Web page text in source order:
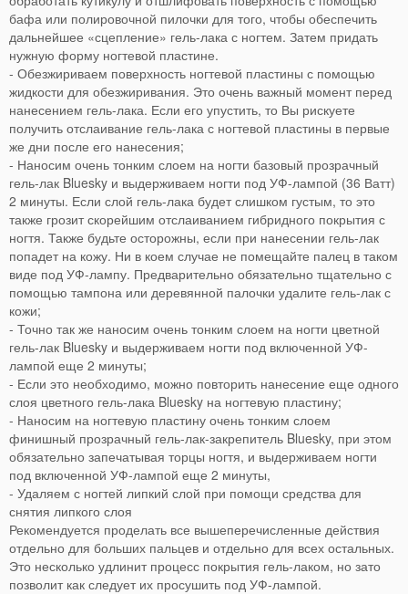
бафа или полировочной пилочки для того, чтобы обеспечить
дальнейшее «сцепление» гель-лака с ногтем. Затем придать
нужную форму ногтевой пластине.
- Обезжириваем поверхность ногтевой пластины с помощью
жидкости для обезжиривания. Это очень важный момент перед
нанесением гель-лака. Если его упустить, то Вы рискуете
получить отслаивание гель-лака с ногтевой пластины в первые
же дни после его нанесения;
- Наносим очень тонким слоем на ногти базовый прозрачный
гель-лак Bluesky и выдерживаем ногти под УФ-лампой (36 Ватт)
2 минуты. Если слой гель-лака будет слишком густым, то это
также грозит скорейшим отслаиванием гибридного покрытия с
ногтя. Также будьте осторожны, если при нанесении гель-лак
попадет на кожу. Ни в коем случае не помещайте палец в таком
виде под УФ-лампу. Предварительно обязательно тщательно с
помощью тампона или деревянной палочки удалите гель-лак с
кожи;
- Точно так же наносим очень тонким слоем на ногти цветной
гель-лак Bluesky и выдерживаем ногти под включенной УФ-
лампой еще 2 минуты;
- Если это необходимо, можно повторить нанесение еще одного
слоя цветного гель-лака Bluesky на ногтевую пластину;
- Наносим на ногтевую пластину очень тонким слоем
финишный прозрачный гель-лак-закрепитель Bluesky, при этом
обязательно запечатывая торцы ногтя, и выдерживаем ногти
под включенной УФ-лампой еще 2 минуты,
- Удаляем с ногтей липкий слой при помощи средства для
снятия липкого слоя
Рекомендуется проделать все вышеперечисленные действия
отдельно для больших пальцев и отдельно для всех остальных.
Это несколько удлинит процесс покрытия гель-лаком, но зато
позволит как следует их просушить под УФ-лампой.